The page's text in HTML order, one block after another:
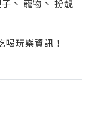
丶 寵物 丶 扮靚
玩樂資訊！